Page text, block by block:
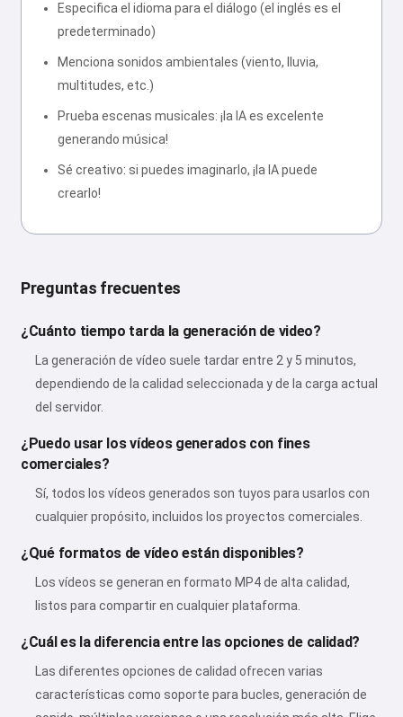
Especifica el idioma para el diálogo (el inglés es el
predeterminado)
Menciona sonidos ambientales (viento, lluvia,
multitudes, etc.)
Prueba escenas musicales: ¡la IA es excelente
generando música!
Sé creativo: si puedes imaginarlo, ¡la IA puede
crearlo!
Preguntas frecuentes
¿Cuánto tiempo tarda la generación de video?
La generación de vídeo suele tardar entre 2 y 5 minutos,
dependiendo de la calidad seleccionada y de la carga actual
del servidor.
¿Puedo usar los vídeos generados con fines
comerciales?
Sí, todos los vídeos generados son tuyos para usarlos con
cualquier propósito, incluidos los proyectos comerciales.
¿Qué formatos de vídeo están disponibles?
Los vídeos se generan en formato MP4 de alta calidad,
listos para compartir en cualquier plataforma.
¿Cuál es la diferencia entre las opciones de calidad?
Las diferentes opciones de calidad ofrecen varias
características como soporte para bucles, generación de